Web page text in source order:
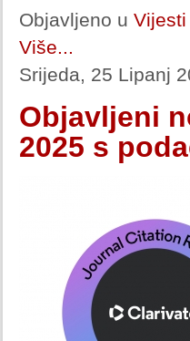
Objavljeno u Vijesti
Više...
Srijeda, 25 Lipanj
Objavljeni
2025 s